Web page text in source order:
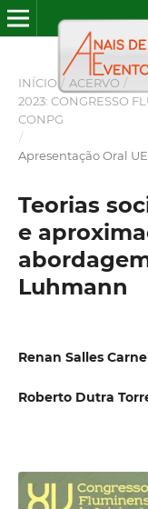
INÍCIO / ACERVO /
2023: CONGRESSO
CONPG
/
Apresentação Oral
Teorias
e
Luhmann
Renan Salles
Roberto Dutra